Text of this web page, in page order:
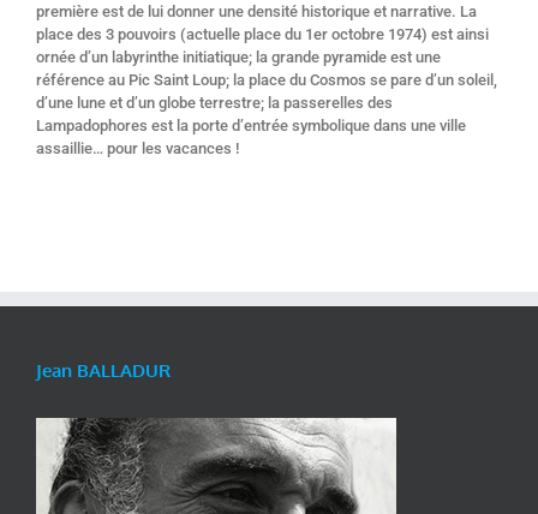
première est de lui donner une densité historique et narrative. La
place des 3 pouvoirs (actuelle place du 1er octobre 1974) est ainsi
ornée d’un labyrinthe initiatique; la grande pyramide est une
référence au Pic Saint Loup; la place du Cosmos se pare d’un soleil,
d’une lune et d’un globe terrestre; la passerelles des
Lampadophores est la porte d’entrée symbolique dans une ville
assaillie… pour les vacances !
Jean BALLADUR